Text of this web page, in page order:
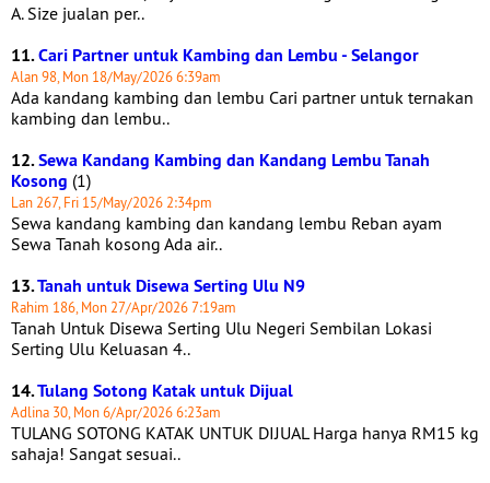
A. Size jualan per..
11.Cari Partner untuk Kambing dan Lembu - Selangor
Alan 98, Mon 18/May/2026 6:39am
Ada kandang kambing dan lembu Cari partner untuk ternakan
kambing dan lembu..
12.Sewa Kandang Kambing dan Kandang Lembu Tanah
Kosong (1)
Lan 267, Fri 15/May/2026 2:34pm
Sewa kandang kambing dan kandang lembu Reban ayam
Sewa Tanah kosong Ada air..
13.Tanah untuk Disewa Serting Ulu N9
Rahim 186, Mon 27/Apr/2026 7:19am
Tanah Untuk Disewa Serting Ulu Negeri Sembilan Lokasi
Serting Ulu Keluasan 4..
14.Tulang Sotong Katak untuk Dijual
Adlina 30, Mon 6/Apr/2026 6:23am
TULANG SOTONG KATAK UNTUK DIJUAL Harga hanya RM15 kg
sahaja! Sangat sesuai..